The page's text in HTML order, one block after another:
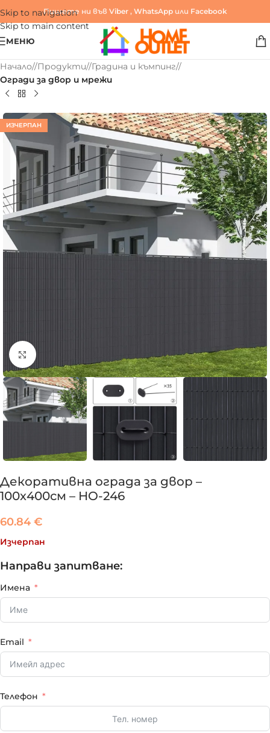
Skip to navigation
Skip to main content
Пишете ни във Viber , WhatsAppили Facebook
МЕНЮ
Начало/ Продукти/ Градина и къмпинг/
Огради за двор и мрежи
ИЗЧЕРПАН
Click to enlarge
Декоративна ограда за двор –
100х400см – HO-246
60.84 €
Изчерпан
Направи запитване:
Имена
Email
Телефон